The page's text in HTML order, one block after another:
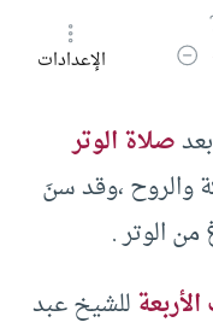
الخط
تقليل حجم الخطالإعدادات
صلاة الوتر
والروح ،وقد سنَ
من الوتر .
للشيخ عبد